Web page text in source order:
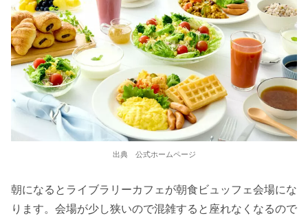
出典 公式ホームページ
朝になるとライブラリーカフェが朝食ビュッフェ会場にな
ります。会場が少し狭いので混雑すると座れなくなるので